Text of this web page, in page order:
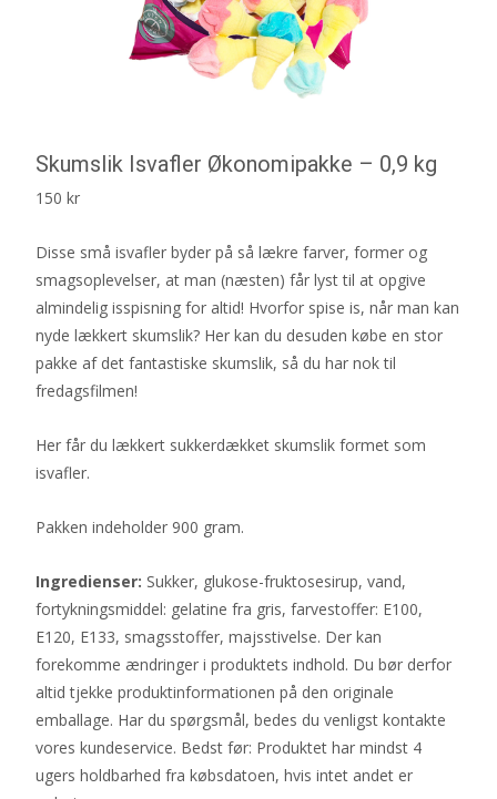
Skumslik Isvafler Økonomipakke – 0,9 kg
150 kr
Disse små isvafler byder på så lækre farver, former og
smagsoplevelser, at man (næsten) får lyst til at opgive
almindelig isspisning for altid! Hvorfor spise is, når man kan
nyde lækkert skumslik? Her kan du desuden købe en stor
pakke af det fantastiske skumslik, så du har nok til
fredagsfilmen!
Her får du lækkert sukkerdækket skumslik formet som
isvafler.
Pakken indeholder 900 gram.
Ingredienser: Sukker, glukose-fruktosesirup, vand,
fortykningsmiddel: gelatine fra gris, farvestoffer: E100,
E120, E133, smagsstoffer, majsstivelse. Der kan
forekomme ændringer i produktets indhold. Du bør derfor
altid tjekke produktinformationen på den originale
emballage. Har du spørgsmål, bedes du venligst kontakte
vores kundeservice. Bedst før: Produktet har mindst 4
ugers holdbarhed fra købsdatoen, hvis intet andet er